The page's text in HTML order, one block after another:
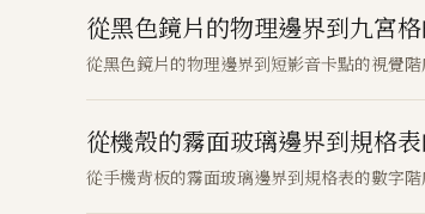
從黑色鏡片的物理邊界到九宮
從黑色鏡片的物理邊界到短影音卡點的視覺
從機殼的霧面玻璃邊界到規格
從手機背板的霧面玻璃邊界到規格表的數字